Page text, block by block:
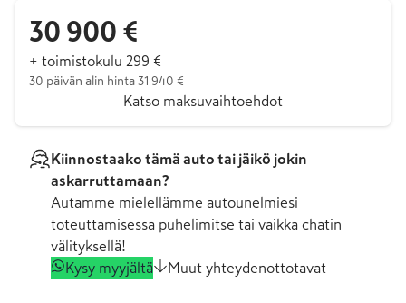
30 900 €
+ toimistokulu 299 €
30 päivän alin hinta 31 940 €
Katso maksuvaihtoehdot
Kiinnostaako tämä auto tai jäikö jokin
askarruttamaan?
Autamme mielellämme autounelmiesi
toteuttamisessa puhelimitse tai vaikka chatin
välityksellä!
Kysy myyjältä
Muut yhteydenottotavat